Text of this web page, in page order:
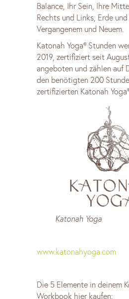
Balance, Ihr Sein, Ihre
Rechts und Links, Erde
Vergangenem und Neuem.
Katonah Yoga® Stunden
2019, zertifiziert seit
angeboten und zählen auf
den benötigten 200
zertifizierten Katonah
Katonah Yoga
www.katonahyoga.com
Die 5 Elemente in deinem
Workbook hier kaufen: